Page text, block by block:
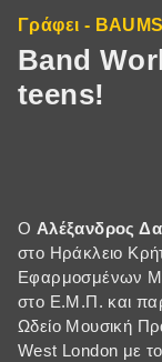
Γράφει -
Band
teens!
Ο Αλέξανδρος
στο Ηράκλειο
Εφαρμοσμένων
στο Ε.Μ.Π. και
Ωδείο Μουσική
West London με